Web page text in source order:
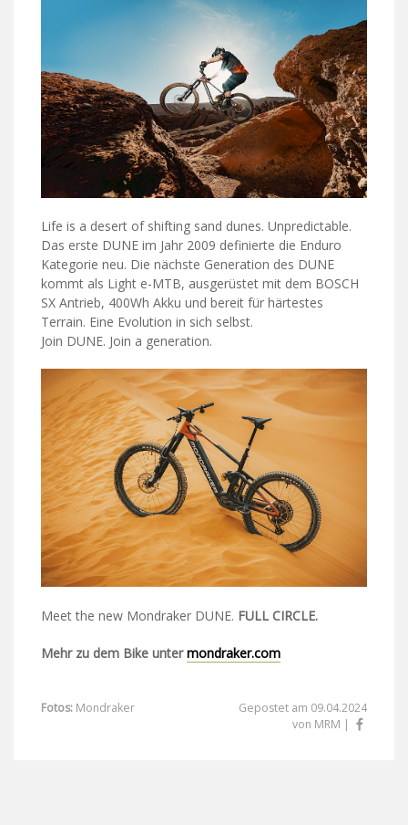
Life is a desert of shifting sand dunes. Unpredictable.
Das erste DUNE im Jahr 2009 definierte die Enduro
Kategorie neu. Die nächste Generation des DUNE
kommt als Light e-MTB, ausgerüstet mit dem BOSCH
SX Antrieb, 400Wh Akku und bereit für härtestes
Terrain. Eine Evolution in sich selbst.
Join DUNE. Join a generation.
Meet the new Mondraker DUNE. FULL CIRCLE.
Mehr zu dem Bike untermondraker.com
Fotos: Mondraker
Gepostet am 09.04.2024
von MRM |